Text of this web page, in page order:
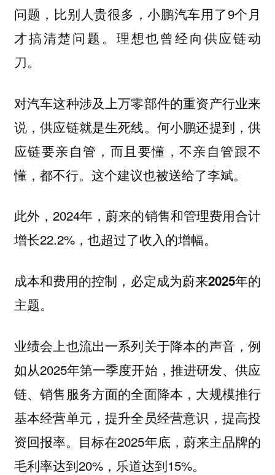
问题，比别人贵很多，小鹏汽车用了9个月
才搞清楚问题。理想也曾经向供应链动
刀。
对汽车这种涉及上万零部件的重资产行业来
说，供应链就是生死线。何小鹏还提到，供
应链要亲自管，而且要懂，不亲自管跟不
懂，都不行。这个建议也被送给了李斌。
此外，2024年，蔚来的销售和管理费用合计
增长22.2%，也超过了收入的增幅。
成本和费用的控制，必定成为蔚来2025年的
主题。
业绩会上也流出一系列关于降本的声音，例
如从2025年第一季度开始，推进研发、供应
链、销售服务方面的全面降本，大规模推行
基本经营单元，提升全员经营意识，提高投
资回报率。目标在2025年底，蔚来主品牌的
毛利率达到20%，乐道达到15%。